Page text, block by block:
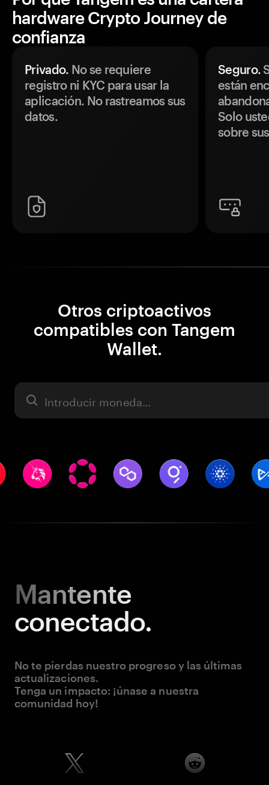
hardware Crypto Journey de
confianza
Privado. No se requiere
registro ni KYC para usar la
aplicación. No rastreamos sus
datos.
Seguro.
están
Solo
sobre
Otros criptoactivos
compatibles con Tangem
Wallet.
Activo
Mantente
conectado.
No te pierdas nuestro progreso y las últimas
actualizaciones.
Tenga un impacto: ¡únase a nuestra
comunidad hoy!